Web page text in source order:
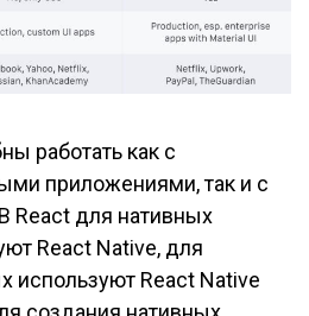
работать как с
приложениями, так и с
React для нативных
React Native, для
используют React Native